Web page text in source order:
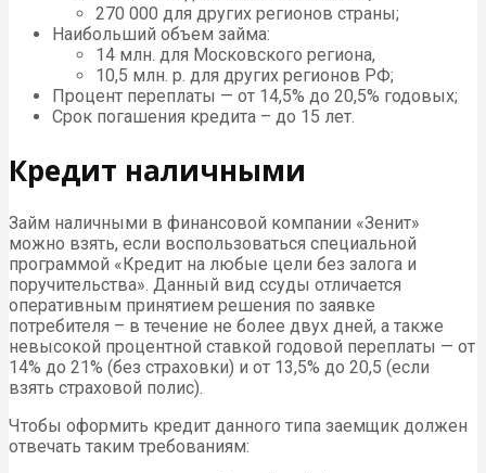
270 000 для других регионов страны;
Наибольший объем займа:
14 млн. для Московского региона,
10,5 млн. р. для других регионов РФ;
Процент переплаты — от 14,5% до 20,5% годовых;
Срок погашения кредита – до 15 лет.
Кредит наличными
Займ наличными в финансовой компании «Зенит»
можно взять, если воспользоваться специальной
программой «Кредит на любые цели без залога и
поручительства». Данный вид ссуды отличается
оперативным принятием решения по заявке
потребителя – в течение не более двух дней, а также
невысокой процентной ставкой годовой переплаты — от
14% до 21% (без страховки) и от 13,5% до 20,5 (если
взять страховой полис).
Чтобы оформить кредит данного типа заемщик должен
отвечать таким требованиям: